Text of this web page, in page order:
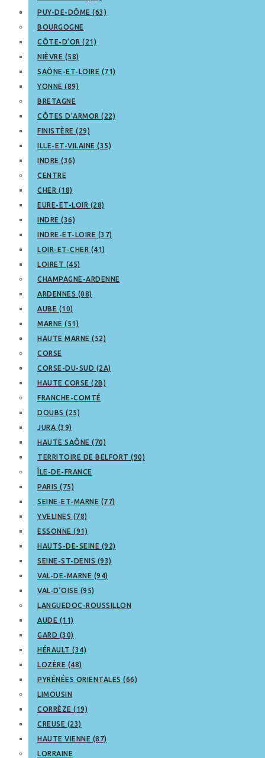
PUY-DE-DÔME (63)
BOURGOGNE
CÔTE-D’OR (21)
NIÈVRE (58)
SAÔNE-ET-LOIRE (71)
YONNE (89)
BRETAGNE
CÔTES D’ARMOR (22)
FINISTÈRE (29)
ILLE-ET-VILAINE (35)
INDRE (36)
CENTRE
CHER (18)
EURE-ET-LOIR (28)
INDRE (36)
INDRE-ET-LOIRE (37)
LOIR-ET-CHER (41)
LOIRET (45)
CHAMPAGNE-ARDENNE
ARDENNES (08)
AUBE (10)
MARNE (51)
HAUTE MARNE (52)
CORSE
CORSE-DU-SUD (2A)
HAUTE CORSE (2B)
FRANCHE-COMTÉ
DOUBS (25)
JURA (39)
HAUTE SAÔNE (70)
TERRITOIRE DE BELFORT (90)
ÎLE-DE-FRANCE
PARIS (75)
SEINE-ET-MARNE (77)
YVELINES (78)
ESSONNE (91)
HAUTS-DE-SEINE (92)
SEINE-ST-DENIS (93)
VAL-DE-MARNE (94)
VAL-D’OISE (95)
LANGUEDOC-ROUSSILLON
AUDE (11)
GARD (30)
HÉRAULT (34)
LOZÈRE (48)
PYRÉNÉES ORIENTALES (66)
LIMOUSIN
CORRÈZE (19)
CREUSE (23)
HAUTE VIENNE (87)
LORRAINE